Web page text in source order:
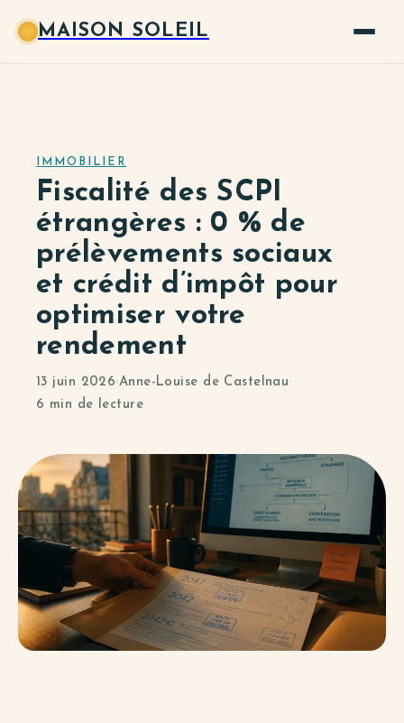
MAISON SOLEIL
IMMOBILIER
Fiscalité des SCPI
étrangères : 0 % de
prélèvements sociaux
et crédit d’impôt pour
optimiser votre
rendement
13 juin 2026·Anne-Louise de Castelnau·
6 min de lecture